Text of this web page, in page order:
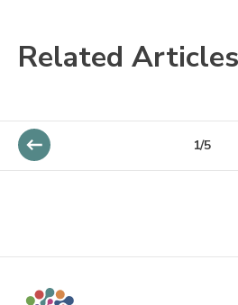
Related Articles
1/5